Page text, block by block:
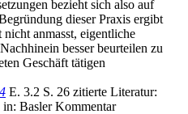
bezieht sich also auf
dieser Praxis ergibt
nicht anmasst, eigentliche
besser beurteilen zu
Geschäft tätigen
E. 3.2 S. 26 zitierte Literatur:
Basler Kommentar